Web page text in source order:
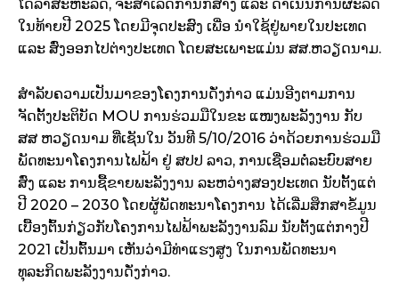
ໂດລາສະຫະລັດ, ຈະສໍາເລັດການກໍ່ສ້າງ ແລະ ດໍາເນີນການຜະລິດ
ໃນທ້າຍປີ 2025 ໂດຍມີຈຸດປະສົງ ເພື່ອ ນໍາໃຊ້ຢູ່ພາຍໃນປະເທດ
ແລະ ສົ່ງອອກໄປຕ່າງປະເທດ ໂດຍສະເພາະແມ່ນ ສສ.ຫວຽດນາມ.
ສໍາລັບຄວາມເປັນມາຂອງໂຄງການດັ່ງກ່າວ ແມ່ນອີງຕາມການ
ຈັດຕັ້ງປະຕິບັດ MOU ການຮ່ວມມືໃນຂະ ແໜງພະລັງງານ ກັບ
ສສ ຫວຽດນາມ ທີ່ເຊັນໃນ ວັນທີ 5/10/2016 ວ່າດ້ວຍການຮ່ວມມື
ພັດທະນາໂຄງການໄຟຟ້າ ຢູ່ ສປປ ລາວ, ການເຊື່ອມຕໍ່ລະບົບສາຍ
ສົ່ງ ແລະ ການຊື້ຂາຍພະລັງງານ ລະຫວ່າງສອງປະເທດ ນັບຕັ້ງແຕ່
ປີ 2020 – 2030 ໂດຍຜູ້ພັດທະນາໂຄງການ ໄດ້ເລີ່ມສຶກສາຂໍ້ມູນ
ເບື້ອງຕົ້ນກ່ຽວກັບໂຄງການໄຟຟ້າພະລັງງານລົມ ນັບຕັ້ງແຕ່ກາງປີ
2021 ເປັນຕົ້ນມາ ເຫັນວ່າມີທ່າແຮງສູງ ໃນການພັດທະນາ
ທຸລະກິດພະລັງງານດັ່ງກ່າວ.